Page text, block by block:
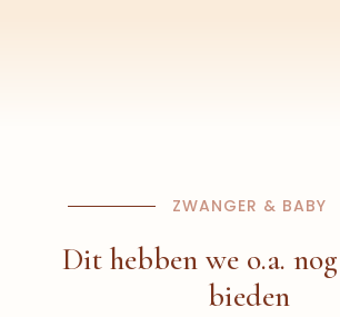
ZWANGER & BABY
Dit hebben we o.a.
bieden